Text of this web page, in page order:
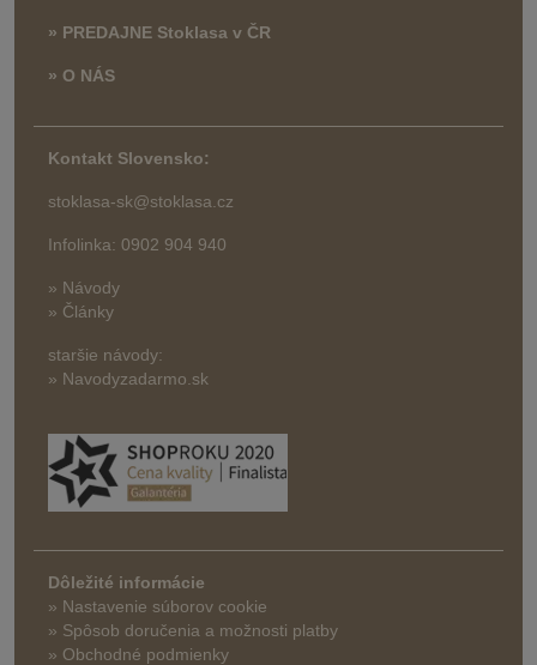
» PREDAJNE Stoklasa v ČR
» O NÁS
Kontakt Slovensko:
stoklasa-sk@stoklasa.cz
Infolinka: 0902 904 940
» Návody
» Články
staršie návody:
» Navodyzadarmo.sk
Dôležité informácie
» Nastavenie súborov cookie
» Spôsob doručenia a možnosti platby
» Obchodné podmienky